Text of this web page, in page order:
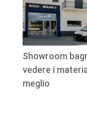
Showroom
vedere i
meglio